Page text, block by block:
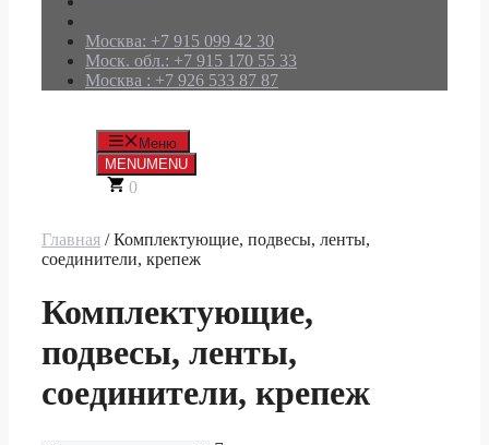
Москва: +7 915 099 42 30
Моск. обл.: +7 915 170 55 33
Москва : +7 926 533 87 87
Меню
MENUMENU
0
Главная / Комплектующие, подвесы, ленты,
соединители, крепеж
Комплектующие,
подвесы, ленты,
соединители, крепеж